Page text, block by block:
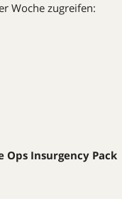
Woche zugreifen:
Ops Insurgency Pack